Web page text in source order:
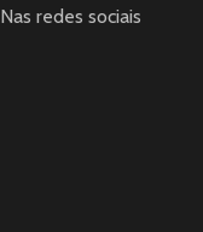
Nas redes sociais